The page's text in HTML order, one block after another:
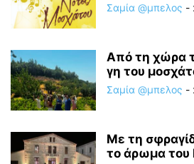
Σαμία @μπελος -
Από τη χώρα
γη του
Σαμία @μπελος -
Με τη
το άρωμα του